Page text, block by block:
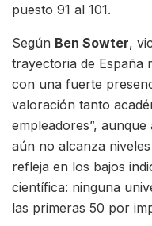
puesto 91 al 101.
Según Ben Sowter,
trayectoria de España
con una fuerte
valoración tanto
empleadores”,
aún no alcanza
refleja en los bajos
científica: ninguna
las primeras 50 por